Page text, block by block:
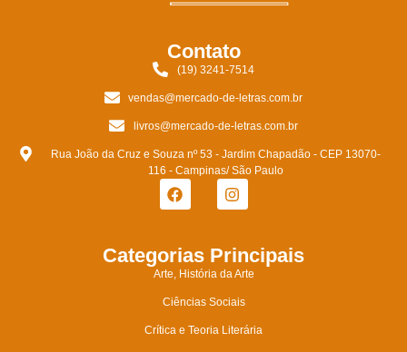
Contato
(19) 3241-7514
vendas@mercado-de-letras.com.br
livros@mercado-de-letras.com.br
Rua João da Cruz e Souza nº 53 - Jardim Chapadão - CEP 13070-
116 - Campinas/ São Paulo
Categorias Principais
Arte, História da Arte
Ciências Sociais
Crítica e Teoria Literária